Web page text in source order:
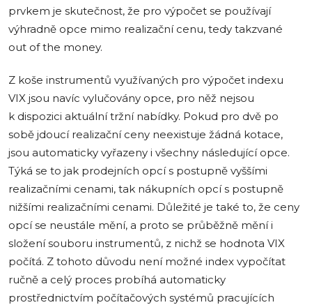
prvkem je skutečnost, že pro výpočet se používají
výhradně opce mimo realizační cenu, tedy takzvané
out of the money.
Z koše instrumentů využívaných pro výpočet indexu
VIX jsou navíc vylučovány opce, pro něž nejsou
k dispozici aktuální tržní nabídky. Pokud pro dvě po
sobě jdoucí realizační ceny neexistuje žádná kotace,
jsou automaticky vyřazeny i všechny následující opce.
Týká se to jak prodejních opcí s postupně vyššími
realizačními cenami, tak nákupních opcí s postupně
nižšími realizačními cenami. Důležité je také to, že ceny
opcí se neustále mění, a proto se průběžně mění i
složení souboru instrumentů, z nichž se hodnota VIX
počítá. Z tohoto důvodu není možné index vypočítat
ručně a celý proces probíhá automaticky
prostřednictvím počítačových systémů pracujících